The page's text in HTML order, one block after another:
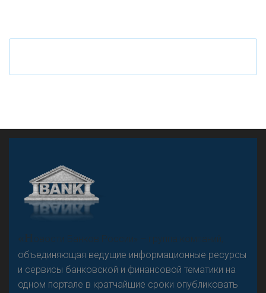
Что будет с наличными деньгами при цифровом
«Н
овости Банков России» – группа компаний,
объединяющая ведущие информационные ресурсы
и сервисы банковской и финансовой тематики на
одном портале в кратчайшие сроки опубликовать